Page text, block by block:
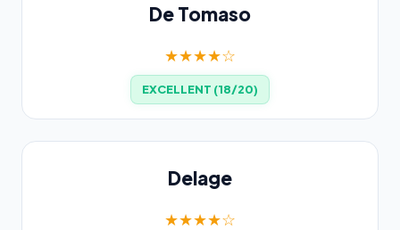
De Tomaso
★★★★☆
EXCELLENT (18/20)
Delage
★★★★☆